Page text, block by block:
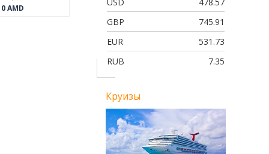
0AMD
GBP
745.91
EUR
531.73
RUB
7.35
Круизы